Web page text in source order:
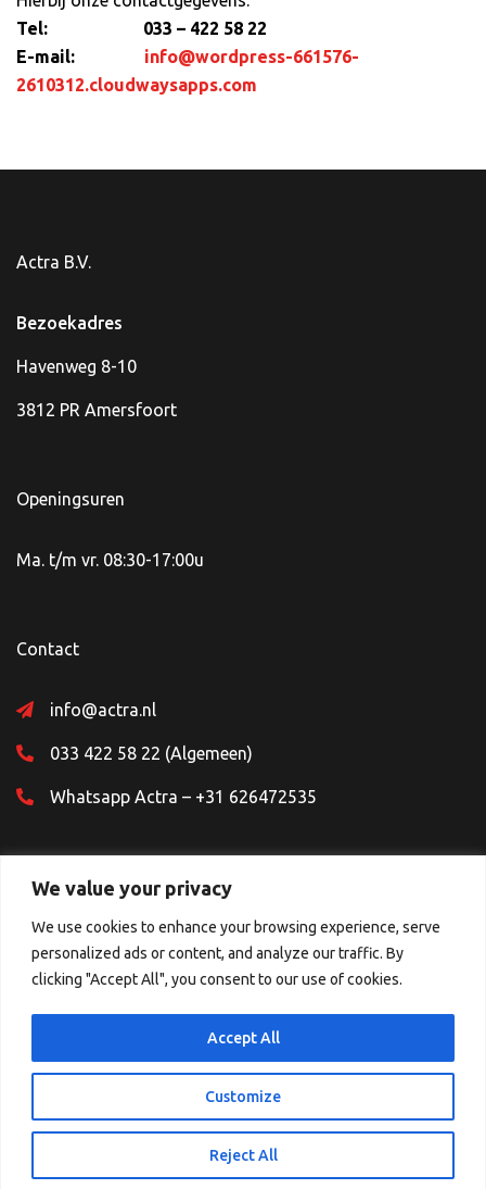
We value your privacy
We use cookies to enhance your browsing experience, serve
personalized ads or content, and analyze our traffic. By
clicking "Accept All", you consent to our use of cookies.
Customize
Reject All
Accept All
Tel: 033 – 422 58 22
E-mail: info@wordpress-661576-
2610312.cloudwaysapps.com
Actra B.V.
Bezoekadres
Havenweg 8-10
3812 PR Amersfoort
Openingsuren
Ma. t/m vr. 08:30-17:00u
Contact
info@actra.nl
033 422 58 22 (Algemeen)
Whatsapp Actra – +31 626472535
Sociale Media